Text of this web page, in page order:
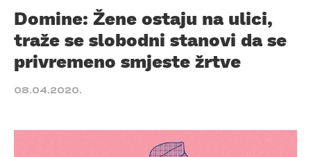
Domine: Žene ostaju na ulici,
traže se slobodni stanovi da se
privremeno smjeste žrtve
08.04.2020.